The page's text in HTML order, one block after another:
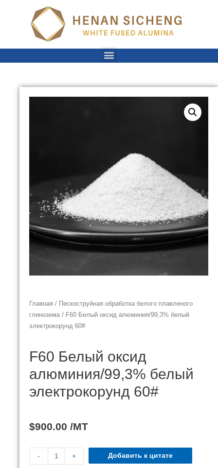
Главная /
Пескоструйная обработка белого плавленого
глинозема / F60 Белый оксид алюминия/99,3% белый
электрокорунд 60#
F60 Белый оксид
алюминия/99,3% белый
электрокорунд 60#
$900.00 /MT
- + Добавить к цитате